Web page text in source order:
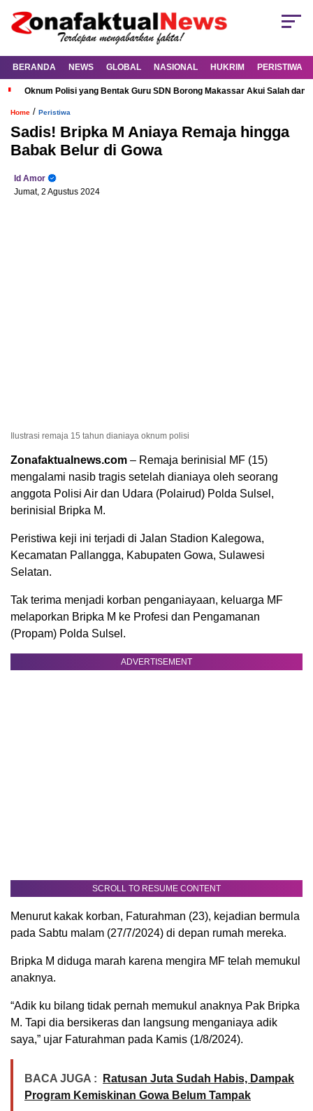
BERANDA NEWS GLOBAL NASIONAL HUKRIM PERISTIWA
Oknum Polisi yang Bentak Guru SDN Borong Makassar Akui Salah dan
Home / Peristiwa
Sadis! Bripka M Aniaya Remaja hingga
Babak Belur di Gowa
Id Amor
Jumat, 2 Agustus 2024
Ilustrasi remaja 15 tahun dianiaya oknum polisi
Zonafaktualnews.com – Remaja berinisial MF (15)
mengalami nasib tragis setelah dianiaya oleh seorang
anggota Polisi Air dan Udara (Polairud) Polda Sulsel,
berinisial Bripka M.
Peristiwa keji ini terjadi di Jalan Stadion Kalegowa,
Kecamatan Pallangga, Kabupaten Gowa, Sulawesi
Selatan.
Tak terima menjadi korban penganiayaan, keluarga MF
melaporkan Bripka M ke Profesi dan Pengamanan
(Propam) Polda Sulsel.
ADVERTISEMENT
SCROLL TO RESUME CONTENT
Menurut kakak korban, Faturahman (23), kejadian bermula
pada Sabtu malam (27/7/2024) di depan rumah mereka.
Bripka M diduga marah karena mengira MF telah memukul
anaknya.
“Adik ku bilang tidak pernah memukul anaknya Pak Bripka
M. Tapi dia bersikeras dan langsung menganiaya adik
saya,” ujar Faturahman pada Kamis (1/8/2024).
BACA JUGA :
Ratusan Juta Sudah Habis, Dampak
Program Kemiskinan Gowa Belum Tampak